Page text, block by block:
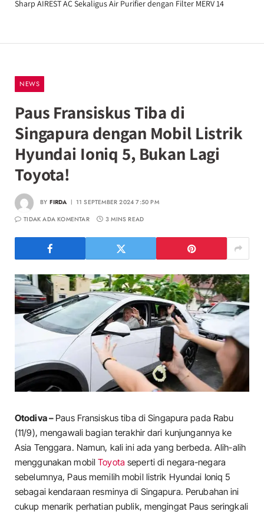
Sharp AIREST AC Sekaligus Air Purifier dengan Filter MERV 14
NEWS
Paus Fransiskus Tiba di
Singapura dengan Mobil Listrik
Hyundai Ioniq 5, Bukan Lagi
Toyota!
BY FIRDA
11 SEPTEMBER 2024 7:50 PM
TIDAK ADA KOMENTAR
3 MINS READ
Otodiva – Paus Fransiskus tiba di Singapura pada Rabu
(11/9), mengawali bagian terakhir dari kunjungannya ke
Asia Tenggara. Namun, kali ini ada yang berbeda. Alih-alih
menggunakan mobilToyota seperti di negara-negara
sebelumnya, Paus memilih mobil listrik Hyundai Ioniq 5
sebagai kendaraan resminya di Singapura. Perubahan ini
cukup menarik perhatian publik, mengingat Paus seringkali